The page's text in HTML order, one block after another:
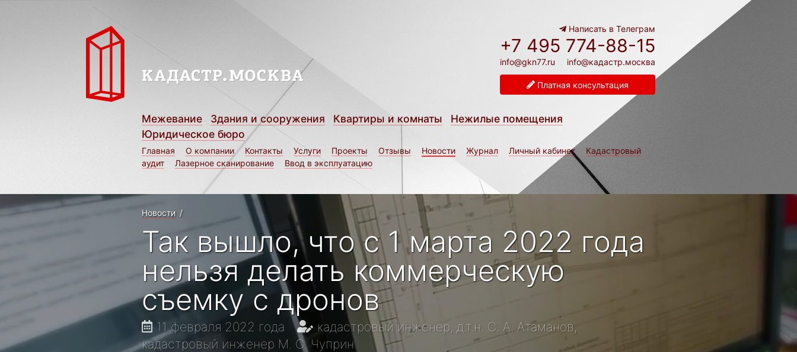
Написать в Телеграм
+7 495 774-88-15
info@gkn77.ru info@кадастр.москва
Платная консультация
Межевание Здания и сооружения Квартиры и комнаты
Нежилые помещения
Юридическое бюро
Главная О компании Контакты Услуги Проекты Отзывы Новости Журнал Личный кабинет
Кадастровый
аудит
Лазерное сканирование Ввод в эксплуатацию
Новости /
Так вышло, что с 1 марта 2022 года
нельзя делать коммерческую
съемку с дронов
11 февраля 2022 года
кадастровый инженер, д.т.н. С. А. Атаманов,
кадастровый инженер М. С. Чуприн